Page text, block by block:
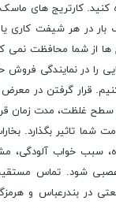
کنید. کارتریج های
در هر شیفت کاری
ها از شما محافظت نمی
را در نمایندگی فروش
قرار گرفتن در
سطح غلظت، مدت زمان
شما تاثیر بگذارد.
سبب خواب آلودگی،
شود. تماس
در بندرعباس و